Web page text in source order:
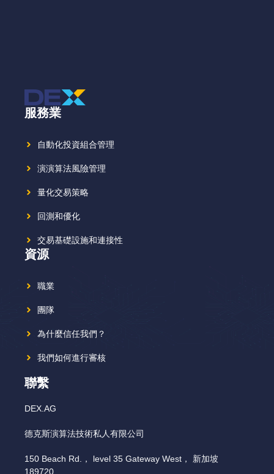
服務業
自動化投資組合管理
演演算法風險管理
量化交易策略
回測和優化
交易基礎設施和連接性
資源
職業
團隊
為什麼信任我們？
我們如何進行審核
聯繫
DEX.AG
德克斯演算法技術私人有限公司
150 Beach Rd.， level 35 Gateway West， 新加坡
189720